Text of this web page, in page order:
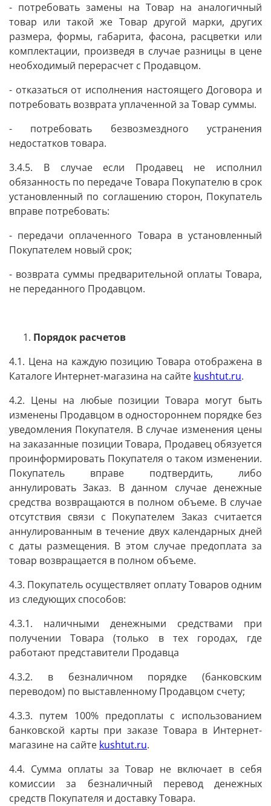
- потребовать замены на Товар на аналогичный
товар или такой же Товар другой марки, других
размера, формы, габарита, фасона, расцветки или
комплектации, произведя в случае разницы в цене
необходимый перерасчет с Продавцом.
- отказаться от исполнения настоящего Договора и
потребовать возврата уплаченной за Товар суммы.
- потребовать безвозмездного устранения
недостатков товара.
3.4.5. В случае если Продавец не исполнил
обязанность по передаче Товара Покупателю в срок
установленный по соглашению сторон, Покупатель
вправе потребовать:
- передачи оплаченного Товара в установленный
Покупателем новый срок;
- возврата суммы предварительной оплаты Товара,
не переданного Продавцом.
Порядок расчетов
4.1. Цена на каждую позицию Товара отображена в
Каталоге Интернет-магазина на сайте kushtut.ru.
4.2. Цены на любые позиции Товара могут быть
изменены Продавцом в одностороннем порядке без
уведомления Покупателя. В случае изменения цены
на заказанные позиции Товара, Продавец обязуется
проинформировать Покупателя о таком изменении.
Покупатель вправе подтвердить, либо
аннулировать Заказ. В данном случае денежные
средства возвращаются в полном объеме. В случае
отсутствия связи с Покупателем Заказ считается
аннулированным в течение двух календарных дней
с даты размещения. В этом случае предоплата за
товар возвращается в полном объеме.
4.3. Покупатель осуществляет оплату Товаров одним
из следующих способов:
4.3.1. наличными денежными средствами при
получении Товара (только в тех городах, где
работают представители Продавца
4.3.2. в безналичном порядке (банковским
переводом) по выставленному Продавцом счету;
4.3.3. путем 100% предоплаты с использованием
банковской карты при заказе Товара в Интернет-
магазине на сайте kushtut.ru.
4.4. Сумма оплаты за Товар не включает в себя
комиссии за безналичный перевод денежных
средств Покупателя и доставку Товара.